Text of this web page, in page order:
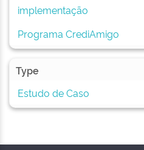
implementação
Programa CrediAmigo
Type
Estudo de Caso